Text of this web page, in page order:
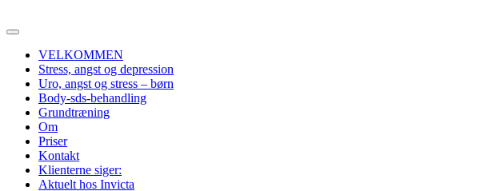
til
VELKOMMEN
Stress, angst og depression
Uro, angst og stress – børn
Body-sds-behandling
Grundtræning
Om
Priser
Kontakt
Klienterne siger:
Aktuelt hos Invicta